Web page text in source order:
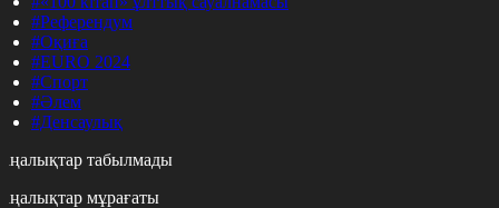
#Референдум
#Оқиға
#EURO 2024
#Спорт
#Әлем
#Денсаулық
табылмады
мұрағаты